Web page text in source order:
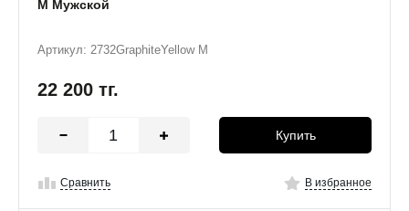
M Мужской
Артикул: 2732GraphiteYellow M
22 200 тг.
Купить
Сравнить В избранное